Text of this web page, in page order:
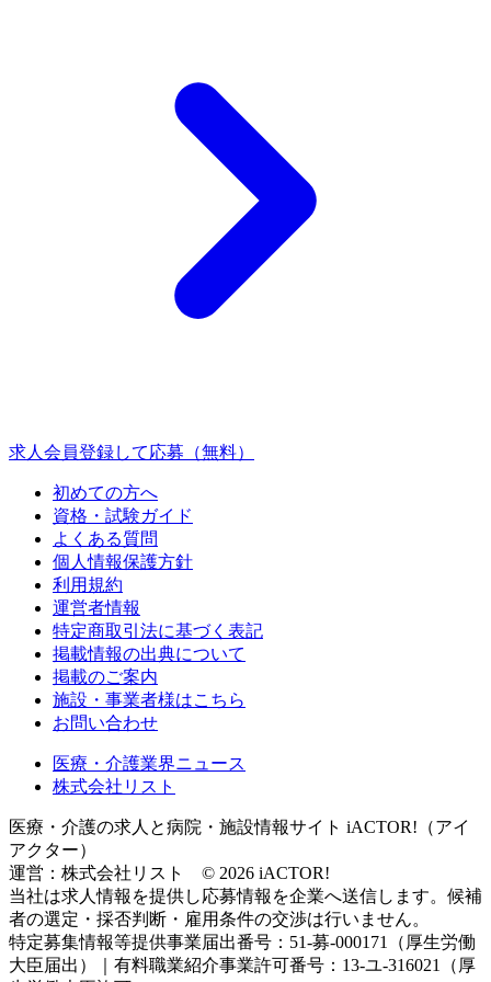
求人会員登録して応募（無料）
初めての方へ
資格・試験ガイド
よくある質問
個人情報保護方針
利用規約
運営者情報
特定商取引法に基づく表記
掲載情報の出典について
掲載のご案内
施設・事業者様はこちら
お問い合わせ
医療・介護業界ニュース
株式会社リスト
医療・介護の求人と病院・施設情報サイト iACTOR!（アイ
アクター）
運営：株式会社リスト © 2026 iACTOR!
当社は求人情報を提供し応募情報を企業へ送信します。候補
者の選定・採否判断・雇用条件の交渉は行いません。
特定募集情報等提供事業届出番号：51-募-000171（厚生労働
大臣届出）｜有料職業紹介事業許可番号：13-ユ-316021（厚